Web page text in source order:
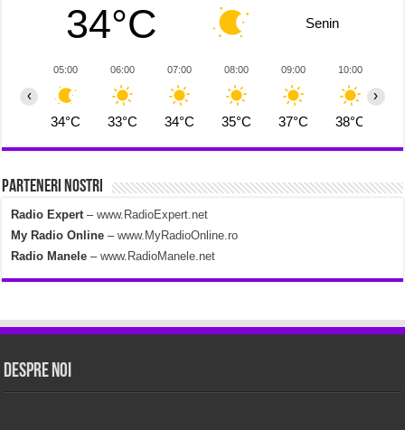
34°C Senin
05:00
34°C
06:00
33°C
07:00
34°C
08:00
35°C
09:00
37°C
10:00
38°C
‹ ›
Parteneri Nostri
Radio Expert –www.RadioExpert.net
My Radio Online –www.MyRadioOnline.ro
Radio Manele–www.RadioManele.net
Despre Noi